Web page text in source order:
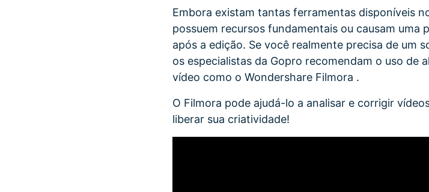
Embora existam tantas ferramentas disponíveis
possuem recursos fundamentais ou causam uma
após a edição. Se você realmente precisa de um
os especialistas da Gopro recomendam o uso de
vídeo como o Wondershare Filmora .
O Filmora pode ajudá-lo a analisar e corrigir
liberar sua criatividade!